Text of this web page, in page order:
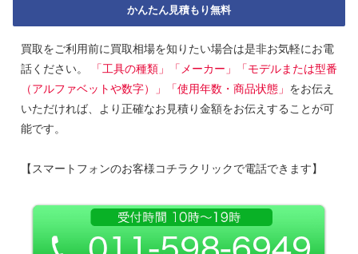
かんたん見積もり無料
買取をご利用前に買取相場を知りたい場合は是非お気軽にお電
話ください。
「工具の種類」「メーカー」「モデルまたは型番
（アルファベットや数字）」「使用年数・商品状態」 をお伝え
いただければ、より正確なお見積り金額をお伝えすることが可
能です。
【スマートフォンのお客様コチラクリックで電話できます】